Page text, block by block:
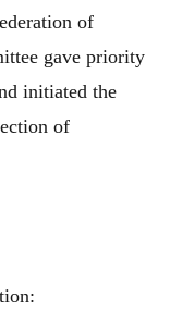
of
gave priority
initiated the
of